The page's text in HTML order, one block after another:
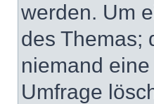
werden. Um
des Themas;
niemand
Umfrage